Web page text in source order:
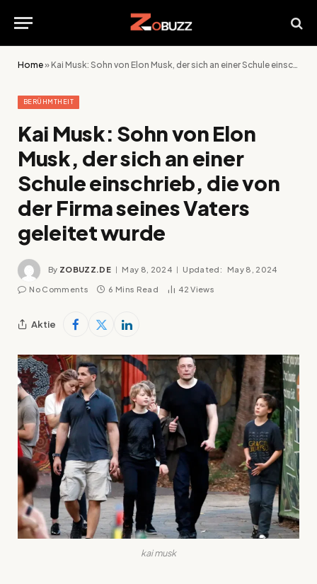
Home»Kai Musk: Sohn von Elon Musk, der sich an einer Schule einschrieb, die von der Firma seines Vaters geleitet wurde
BERÜHMTHEIT
Kai Musk: Sohn von Elon
Musk, der sich an einer
Schule einschrieb, die von
der Firma seines Vaters
geleitet wurde
By ZOBUZZ.DE May 8, 2024 Updated: May 8, 2024
No Comments 6 Mins Read 42Views
Aktie
kai musk